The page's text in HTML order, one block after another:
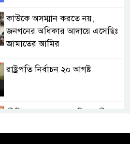
কাউকে অসম্মান করতে নয়,
জনগনের অধিকার আদায়ে এসেছিঃ
জামাতের আমির
রাষ্ট্রপতি নির্বাচন ২০ আগষ্ট